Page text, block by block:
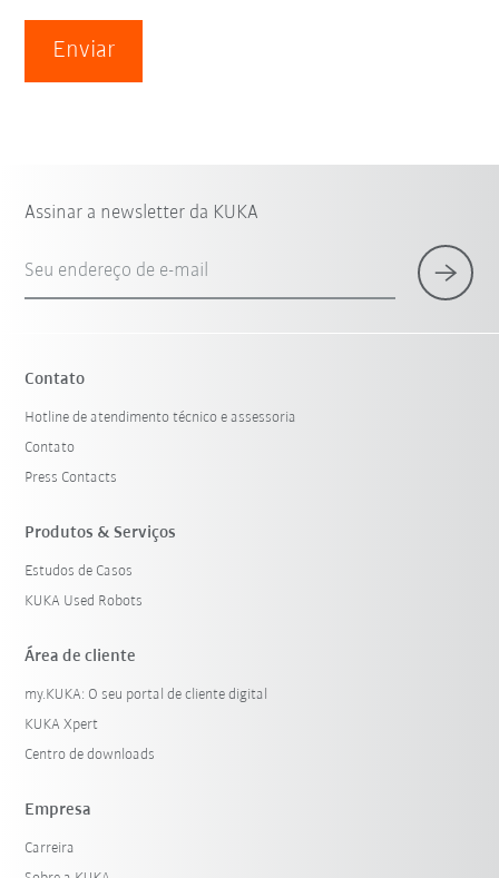
Enviar
Assinar a newsletter da KUKA
Seu endereço de e-mail
Contato
Hotline de atendimento técnico e assessoria
Contato
Press Contacts
Produtos & Serviços
Estudos de Casos
KUKA Used Robots
Área de cliente
my.KUKA: O seu portal de cliente digital
KUKA Xpert
Centro de downloads
Empresa
Carreira